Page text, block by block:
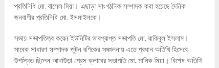
প্রতিনিধি মো. রাসেল মিয়া। এছাড়া সাংগঠনিক সম্পাদক করা হয়েছে দৈনিক
জনবাণীর প্রতিনিধি মো. ইসমাইলকে।
সভায় সভাপতিত্ব করেন ইউনিটির ভারপ্রাপ্ত সভাপতি মো. রাকিবুল ইসলাম।
সাবেক সাধারণ সম্পাদক জুটন বণিকের সঞ্চালনায় এতে প্রধান অতিথি হিসেবে
উপস্থিত ছিলেন আখাউড়া প্রেস ক্লাবের সভাপতি মো. মানিক মিয়া। বিশেষ অতিথি